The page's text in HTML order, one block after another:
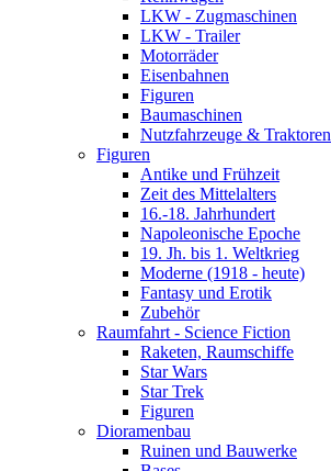
LKW - Zugmaschinen
LKW - Trailer
Motorräder
Eisenbahnen
Figuren
Baumaschinen
Nutzfahrzeuge & Traktoren
Figuren
Antike und Frühzeit
Zeit des Mittelalters
16.-18. Jahrhundert
Napoleonische Epoche
19. Jh. bis 1. Weltkrieg
Moderne (1918 - heute)
Fantasy und Erotik
Zubehör
Raumfahrt - Science Fiction
Raketen, Raumschiffe
Star Wars
Star Trek
Figuren
Dioramenbau
Ruinen und Bauwerke